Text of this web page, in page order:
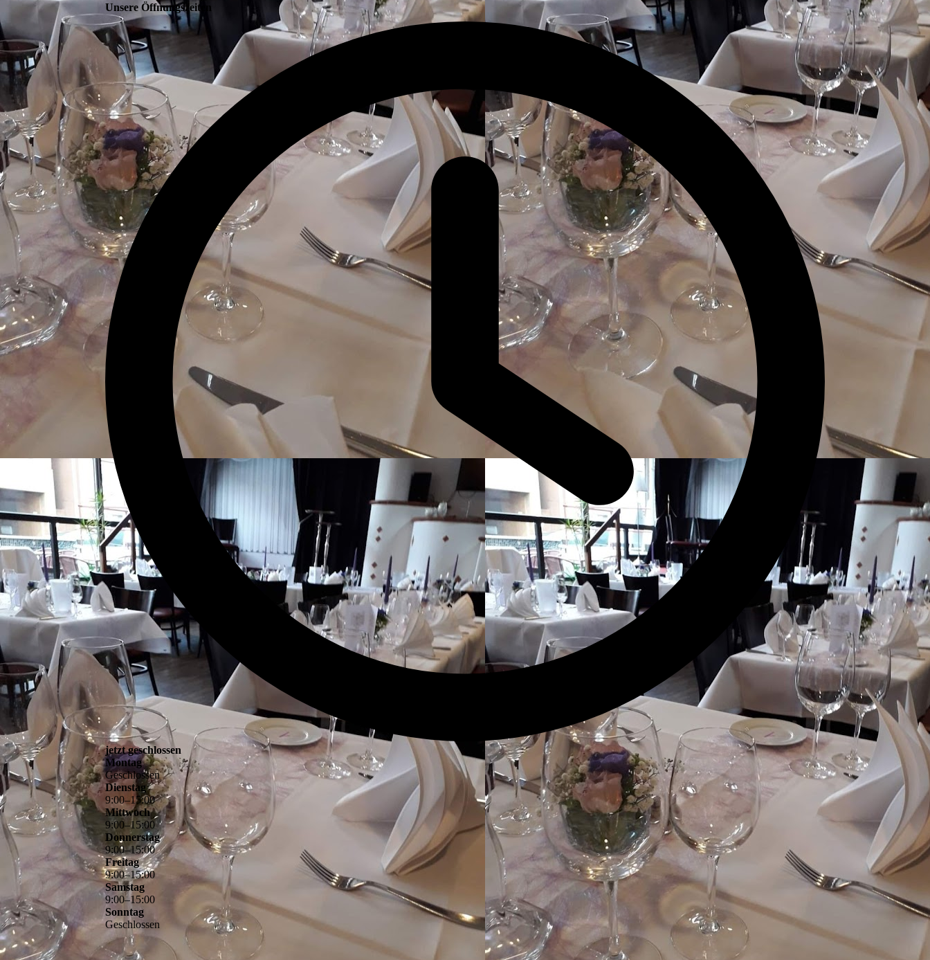
Unsere Öffnungszeiten
jetzt geschlossen
Montag
Geschlossen
Dienstag
9:00–15:00
Mittwoch
9:00–15:00
Donnerstag
9:00–15:00
Freitag
9:00–15:00
Samstag
9:00–15:00
Sonntag
Geschlossen